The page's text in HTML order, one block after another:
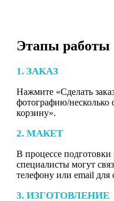
Этапы работы
1. ЗАКАЗ
Нажмите «Сделать
фотографию/несколько
корзину».
2. МАКЕТ
В процессе подготовки
специалисты могут
телефону или email для
3. ИЗГОТОВЛЕНИЕ